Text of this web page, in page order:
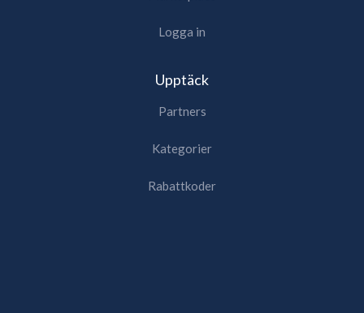
Logga in
Upptäck
Partners
Kategorier
Rabattkoder